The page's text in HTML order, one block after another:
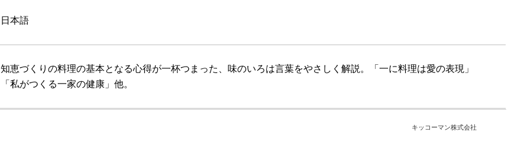
日本語
知恵づくりの料理の基本となる心得が一杯つまった、味のいろは言葉をやさしく解説。「一に料理は愛の表現」
「私がつくる一家の健康」他。
キッコーマン株式会社